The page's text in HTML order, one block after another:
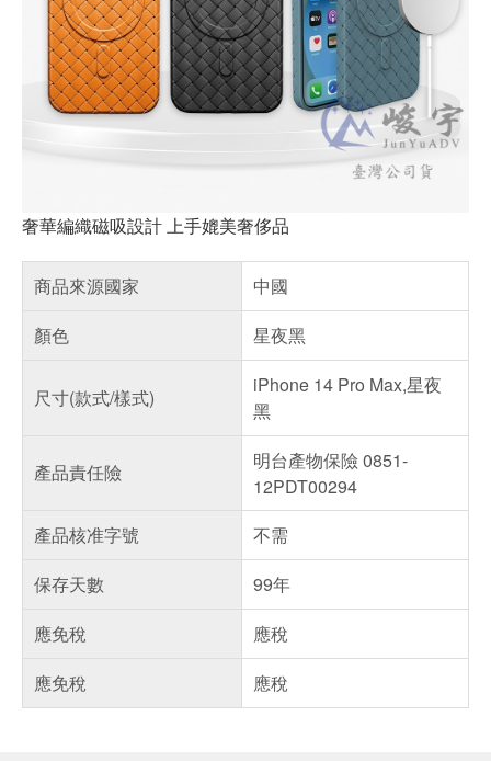
奢華編織磁吸設計 上手媲美奢侈品
商品來源國家
中國
顏色
星夜黑
尺寸(款式/樣式)
iPhone 14 Pro Max,星夜
黑
產品責任險
明台產物保險 0851-
12PDT00294
產品核准字號
不需
保存天數
99年
應免稅
應稅
應免稅
應稅